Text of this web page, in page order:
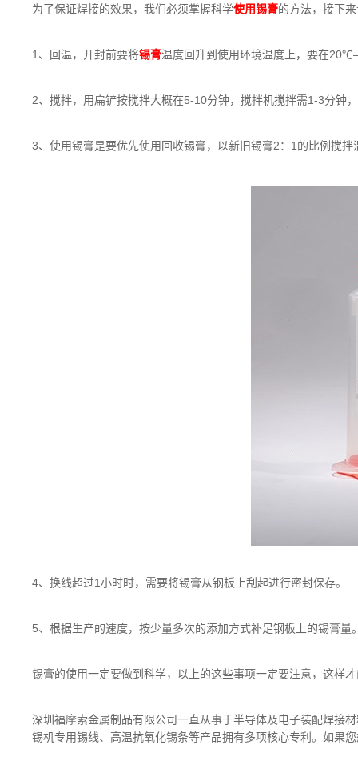
为了保证焊接的效果，我们必须掌握科学使用锡膏的方法，接下
1、回温，开封前要将锡膏温度回升到使用环境温度上，要在
2、搅拌，用扁铲按搅拌大概在5-10分钟，搅拌机搅拌需1-3分钟
3、使用锡膏是要优先使用回收锡膏，以新旧锡膏2：1的比例搅
4、换线超过1小时时，需要将锡膏从钢板上刮起进行密封保存。
5、根据生产的速度，按少量多次的添加方式补足钢板上的锡膏量
锡膏的使用一定要做到科学，以上的这些事项一定要注意，这样
深圳福摩索金属制品有限公司一直从事于半导体及电子装配焊接
锡机专用锡线、高温抗氧化锡条等产品拥有多项核心专利。如果